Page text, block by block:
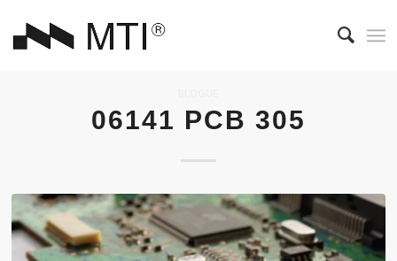
06141 PCB 305